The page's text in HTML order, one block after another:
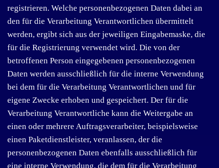
registrieren. Welche personenbezogenen Daten dabei an
den für die Verarbeitung Verantwortlichen übermittelt
werden, ergibt sich aus der jeweiligen Eingabemaske, die
für die Registrierung verwendet wird. Die von der
betroffenen Person eingegebenen personenbezogenen
Daten werden ausschließlich für die interne Verwendung
bei dem für die Verarbeitung Verantwortlichen und für
eigene Zwecke erhoben und gespeichert. Der für die
Verarbeitung Verantwortliche kann die Weitergabe an
einen oder mehrere Auftragsverarbeiter, beispielsweise
einen Paketdienstleister, veranlassen, der die
personenbezogenen Daten ebenfalls ausschließlich für
eine interne Verwendung, die dem für die Verarbeitung